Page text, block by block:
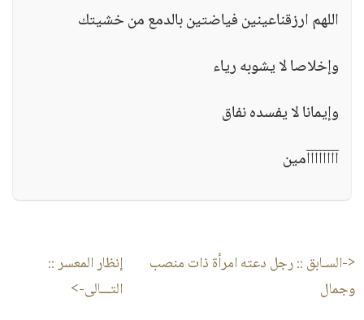
اللهم ارزقناعينين فياضتين بالدمع من خشيتك
وإخلاصا لا يشوبه رياء
وإيمانا لا يفسده نفاق
آآآآآآآآمين
<-السـابق ::رجل دعته امرأة ذات منصب
وجمال
إنظار المعسر::
التـــالى->